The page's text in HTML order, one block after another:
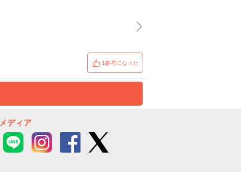
1参考になった
メディア